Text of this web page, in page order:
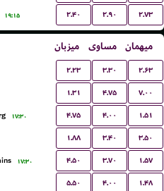
۱۹:۱۵ ۲.۴۰ ۲.۹۰ ۲.۷۳
میزبان مساوی میهمان
۲.۲۳ ۳.۳۰ ۲.۶۳
۱.۳۱ ۴.۷۵ ۷.۰۰
۱۷:۳۰ ۴.۷۵ ۴.۰۰ ۱.۵۱
۱.۸۸ ۳.۴۰ ۳.۵۰
۱۷:۳۰ ۴.۵۰ ۳.۷۰ ۱.۵۷
۵.۵۰ ۴.۰۰ ۱.۴۸